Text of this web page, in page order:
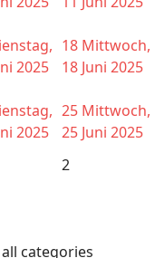
2025
18 Mittwoch,
18 Juni 2025
2025
25 Mittwoch,
25 Juni 2025
2
categories